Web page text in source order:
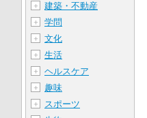
＋ 建築・不動産
＋ 学問
＋ 文化
＋ 生活
＋ ヘルスケア
＋ 趣味
＋ スポーツ